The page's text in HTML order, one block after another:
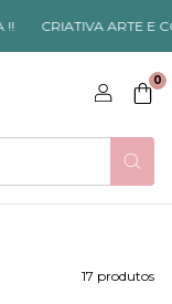
CRIATIVA ARTE E
0
17 produtos